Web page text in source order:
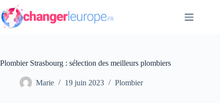
Passer
au
contenu
Plombier Strasbourg : sélection des meilleurs plombiers
Marie 19 juin 2023 Plombier